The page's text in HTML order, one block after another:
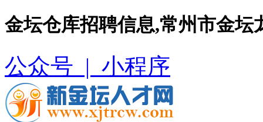
金坛仓库招聘信息,常州市金
公众号 | 小程序